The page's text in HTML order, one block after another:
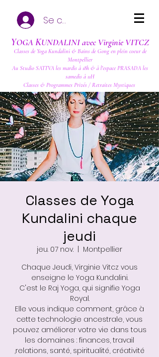
Se connecter
YOGA KUNDALINI avec Virginie VITCZ
Classes de Yoga Kundalini & Bains de Gong en plein coeur de
Montpellier
Au Studio SATTVA les mardis à 18h & à l'espace PRASADA les
samedis à 11H
Classes & Programmes Privés / Retraites Mystiques
Classes de Yoga
Kundalini chaque
jeudi
jeu. 07 nov.
Montpellier
Chaque Jeudi, Virginie Vitcz vous
enseigne le Yoga Kundalini.
C'est le Raj Yoga, qui signifie Yoga
Royal.
Elle vous indique comment, grâce à
cette technologie ancestrale, vous
pouvez améliorer votre vie dans tous
les domaines : finances, travail
,relations, santé, spiritualité, créativité